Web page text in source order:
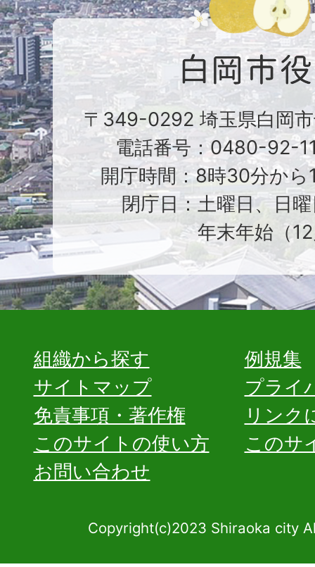
〒349-0292 埼玉県白岡
電話番号：0480-92-
開庁時間：8時30分から
閉庁日：土曜日、日
年末年始（
組織から探す
例規集
サイトマップ
プライ
免責事項・著作権
リンク
このサイトの使い方
このサ
お問い合わせ
Copyright(c)2023 Shiraoka city